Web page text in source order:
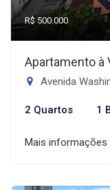
R$ 500.000
Apartamento à
Avenida
2 Quartos 1
Mais informações